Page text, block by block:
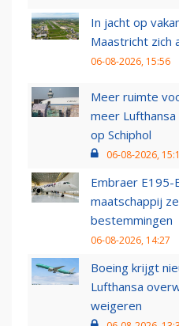
In jacht op
Maastricht zich
06-08-2026, 15:56
Meer ruimte
meer
op Schiphol
06-08-2026,
Embraer E195-
maatschappij
bestemmingen
06-08-2026, 14:27
Boeing krijgt
Lufthansa
weigeren